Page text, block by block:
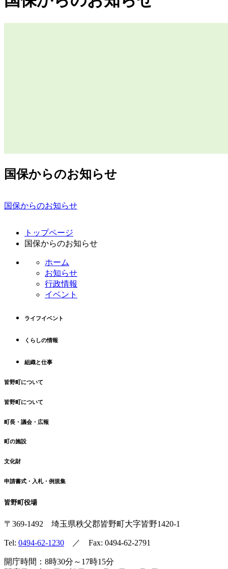
国保からのお知らせ
国保からのお知らせ
トップページ
国保からのお知らせ
ホーム
お知らせ
行政情報
イベント
ライフイベント
くらしの情報
組織と仕事
皆野町について
皆野町について
町長・議会・広報
町の施設
文化財
申請書式・入札・例規集
皆野町役場
〒369-1492 埼玉県秩父郡皆野町大字皆野1420-1
Tel: 0494-62-1230 ／ Fax: 0494-62-2791
開庁時間：8時30分～17時15分